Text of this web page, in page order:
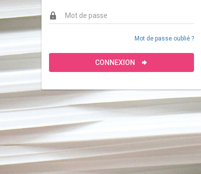
Mot de passe oublié ?
CONNEXION